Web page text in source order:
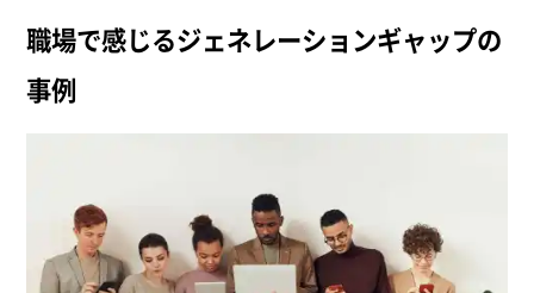
職場で感じるジェネレーションギャップの
事例